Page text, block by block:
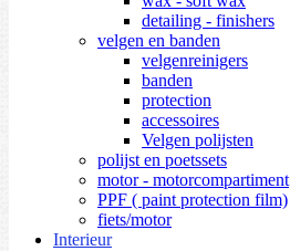
detailing - finishers
velgen en banden
velgenreinigers
banden
protection
accessoires
Velgen polijsten
polijst en poetssets
motor - motorcompartiment
PPF ( paint protection film)
fiets/motor
Interieur